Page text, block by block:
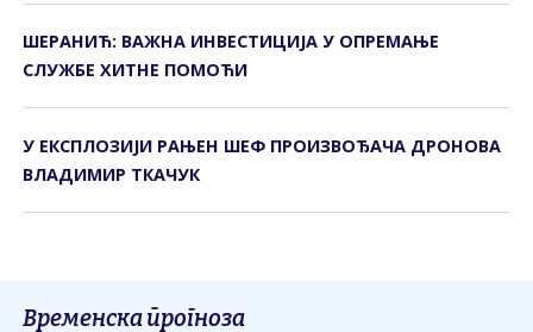
ШЕРАНИЋ: ВАЖНА ИНВЕСТИЦИЈА У ОПРЕМАЊЕ
СЛУЖБЕ ХИТНЕ ПОМОЋИ
У ЕКСПЛОЗИЈИ РАЊЕН ШЕФ ПРОИЗВОЂАЧА ДРОНОВА
ВЛАДИМИР ТКАЧУК
Временска прогноза